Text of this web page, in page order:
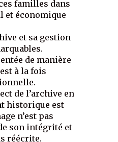
familles dans
et économique
et sa gestion
de manière
à la fois
de l’archive en
historique est
n’est pas
son intégrité et
réécrite.